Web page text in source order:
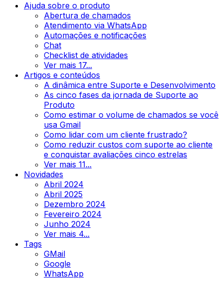
Ajuda sobre o produto
Abertura de chamados
Atendimento via WhatsApp
Automações e notificações
Chat
Checklist de atividades
Ver mais 17...
Artigos e conteúdos
A dinâmica entre Suporte e Desenvolvimento
As cinco fases da jornada de Suporte ao
Produto
Como estimar o volume de chamados se você
usa Gmail
Como lidar com um cliente frustrado?
Como reduzir custos com suporte ao cliente
e conquistar avaliações cinco estrelas
Ver mais 11...
Novidades
Abril 2024
Abril 2025
Dezembro 2024
Fevereiro 2024
Junho 2024
Ver mais 4...
Tags
GMail
Google
WhatsApp